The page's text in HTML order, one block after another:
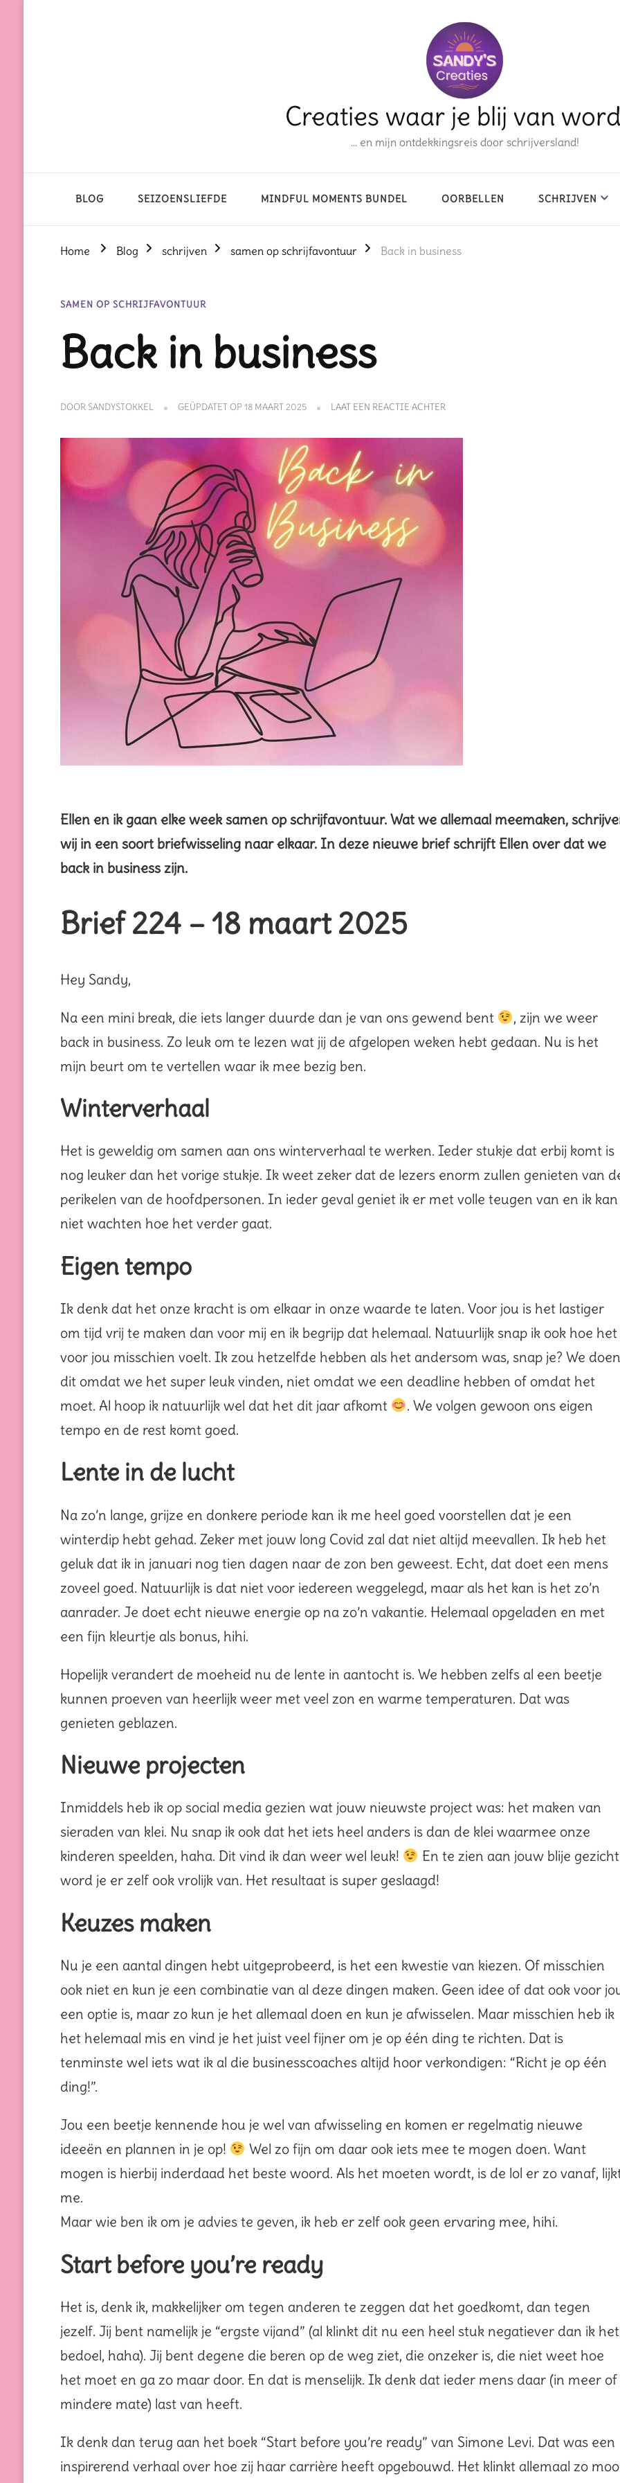
Creaties waar je blij van
… en mijn ontdekkingsreis door schrijversland!
BLOG SEIZOENSLIEFDE MINDFUL MOMENTS BUNDEL OORBELLEN SCHRIJVEN
Home Blog schrijven samen op schrijfavontuur Back in business
SAMEN OP SCHRIJFAVONTUUR
Back in business
DOORSANDYSTOKKEL GEÜPDATET OP18 MAART 2025 LAAT EEN REACTIE ACHTEROP
Ellen en ik gaan elke week samen op schrijfavontuur. Wat we allemaal meemaken,
wij in een soort briefwisseling naar elkaar. In deze nieuwe brief schrijft Ellen over dat we
back in business zijn.
Brief 224 – 18 maart 2025
Hey Sandy,
Na een mini break, die iets langer duurde dan je van ons gewend bent
, zijn we weer
back in business. Zo leuk om te lezen wat jij de afgelopen weken hebt gedaan. Nu is het
mijn beurt om te vertellen waar ik mee bezig ben.
Winterverhaal
Het is geweldig om samen aan ons winterverhaal te werken. Ieder stukje dat erbij komt is
nog leuker dan het vorige stukje. Ik weet zeker dat de lezers enorm zullen genieten van
perikelen van de hoofdpersonen. In ieder geval geniet ik er met volle teugen van en ik kan
niet wachten hoe het verder gaat.
Eigen tempo
Ik denk dat het onze kracht is om elkaar in onze waarde te laten. Voor jou is het lastiger
om tijd vrij te maken dan voor mij en ik begrijp dat helemaal. Natuurlijk snap ik ook hoe het
voor jou misschien voelt. Ik zou hetzelfde hebben als het andersom was, snap je? We doen
dit omdat we het super leuk vinden, niet omdat we een deadline hebben of omdat het
moet. Al hoop ik natuurlijk wel dat het dit jaar afkomt
. We volgen gewoon ons eigen
tempo en de rest komt goed.
Lente in de lucht
Na zo’n lange, grijze en donkere periode kan ik me heel goed voorstellen dat je een
winterdip hebt gehad. Zeker met jouw long Covid zal dat niet altijd meevallen. Ik heb het
geluk dat ik in januari nog tien dagen naar de zon ben geweest. Echt, dat doet een mens
zoveel goed. Natuurlijk is dat niet voor iedereen weggelegd, maar als het kan is het zo’n
aanrader. Je doet echt nieuwe energie op na zo’n vakantie. Helemaal opgeladen en met
een fijn kleurtje als bonus, hihi.
Hopelijk verandert de moeheid nu de lente in aantocht is. We hebben zelfs al een beetje
kunnen proeven van heerlijk weer met veel zon en warme temperaturen. Dat was
genieten geblazen.
Nieuwe projecten
Inmiddels heb ik op social media gezien wat jouw nieuwste project was: het maken van
sieraden van klei. Nu snap ik ook dat het iets heel anders is dan de klei waarmee onze
kinderen speelden, haha. Dit vind ik dan weer wel leuk!
En te zien aan jouw blije gezicht
word je er zelf ook vrolijk van. Het resultaat is super geslaagd!
Keuzes maken
Nu je een aantal dingen hebt uitgeprobeerd, is het een kwestie van kiezen. Of misschien
ook niet en kun je een combinatie van al deze dingen maken. Geen idee of dat ook voor
een optie is, maar zo kun je het allemaal doen en kun je afwisselen. Maar misschien heb ik
het helemaal mis en vind je het juist veel fijner om je op één ding te richten. Dat is
tenminste wel iets wat ik al die businesscoaches altijd hoor verkondigen: “Richt je op één
ding!”.
Jou een beetje kennende hou je wel van afwisseling en komen er regelmatig nieuwe
ideeën en plannen in je op!
Wel zo fijn om daar ook iets mee te mogen doen. Want
mogen is hierbij inderdaad het beste woord. Als het moeten wordt, is de lol er zo vanaf,
me.
Maar wie ben ik om je advies te geven, ik heb er zelf ook geen ervaring mee, hihi.
Start before you’re ready
Het is, denk ik, makkelijker om tegen anderen te zeggen dat het goedkomt, dan tegen
jezelf. Jij bent namelijk je “ergste vijand” (al klinkt dit nu een heel stuk negatiever dan ik het
bedoel, haha). Jij bent degene die beren op de weg ziet, die onzeker is, die niet weet hoe
het moet en ga zo maar door. En dat is menselijk. Ik denk dat ieder mens daar (in meer of
mindere mate) last van heeft.
Ik denk dan terug aan het boek “Start before you’re ready” van Simone Levi. Dat was een
inspirerend verhaal over hoe zij haar carrière heeft opgebouwd. Het klinkt allemaal zo